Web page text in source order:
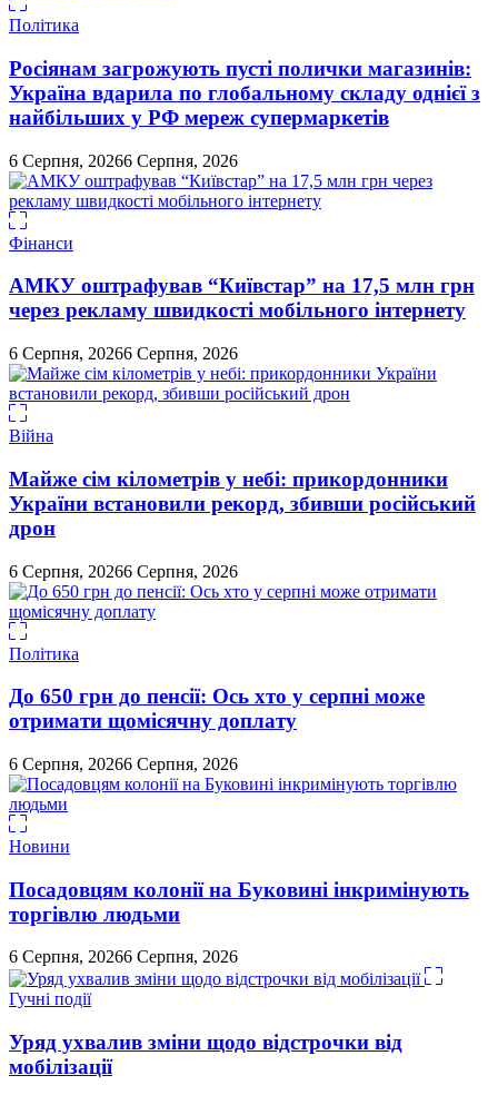
Політика
Росіянам загрожують пусті полички магазинів:
Україна вдарила по глобальному складу однієї з
найбільших у РФ мереж супермаркетів
6 Серпня, 20266 Серпня, 2026
Фінанси
АМКУ оштрафував “Київстар” на 17,5 млн грн
через рекламу швидкості мобільного інтернету
6 Серпня, 20266 Серпня, 2026
Війна
Майже сім кілометрів у небі: прикордонники
України встановили рекорд, збивши російський
дрон
6 Серпня, 20266 Серпня, 2026
Політика
До 650 грн до пенсії: Ось хто у серпні може
отримати щомісячну доплату
6 Серпня, 20266 Серпня, 2026
Новини
Посадовцям колонії на Буковині інкримінують
торгівлю людьми
6 Серпня, 20266 Серпня, 2026
Гучні події
Уряд ухвалив зміни щодо відстрочки від
мобілізації